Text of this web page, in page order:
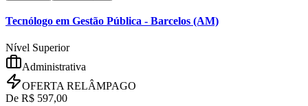
Tecnólogo em Gestão Pública - Barcelos (AM)
Nível Superior
Administrativa
OFERTA RELÂMPAGO
De R$ 597,00